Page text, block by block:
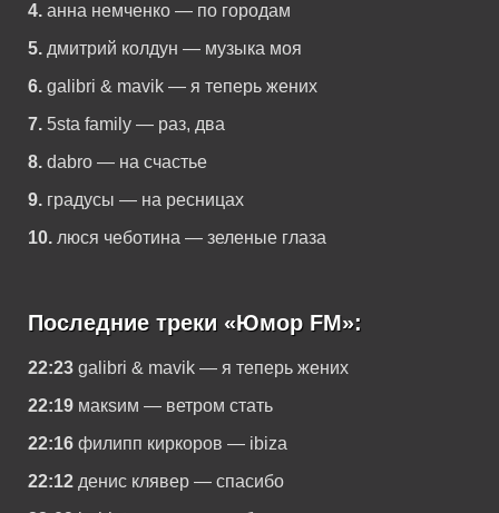
4. анна немченко — по городам
5. дмитрий колдун — музыка моя
6. galibri & mavik — я теперь жених
7. 5sta family — раз, два
8. dabro — на счастье
9. градусы — на ресницах
10. люся чеботина — зеленые глаза
Последние треки «Юмор FM»:
22:23 galibri & mavik — я теперь жених
22:19 макsим — ветром стать
22:16 филипп киркоров — ibiza
22:12 денис клявер — спасибо